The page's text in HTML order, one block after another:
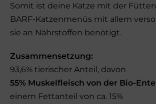
Somit ist deine Katze mit der
BARF-Katzenmenüs mit allem
sie an Nährstoffen benötigt.
Zusammensetzung:
93,6% tierischer Anteil, davon
55% Muskelfleisch von der Bio-Ente
einem Fettanteil von ca. 15%